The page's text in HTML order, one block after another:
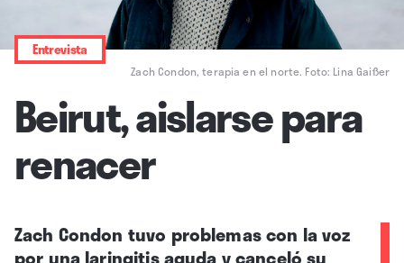
Zach Condon, terapia en el norte. Foto: Lina Gaißer
Entrevista
Beirut, aislarse para
renacer
Zach Condon tuvo problemas con la voz
por una laringitis aguda y canceló su